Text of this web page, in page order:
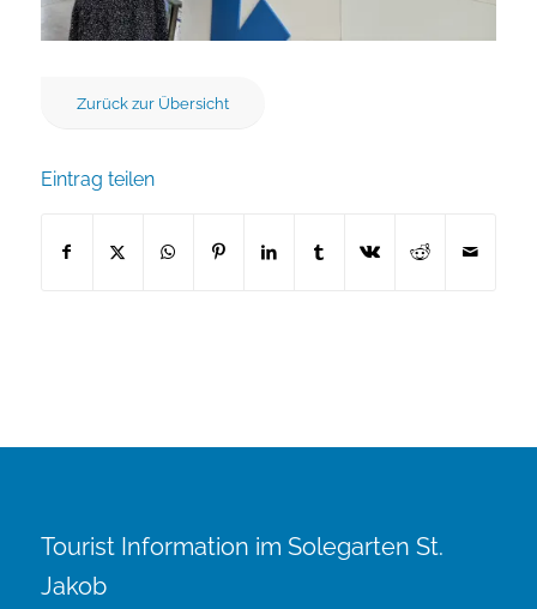
Zurück zur Übersicht
Eintrag teilen
Tourist Information im Solegarten St.
Jakob